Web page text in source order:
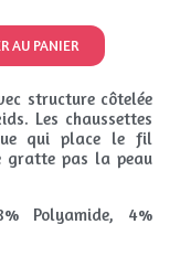
AU PANIER
structure côtelée
Les chaussettes
qui place le fil
gratte pas la peau
Polyamide, 4%